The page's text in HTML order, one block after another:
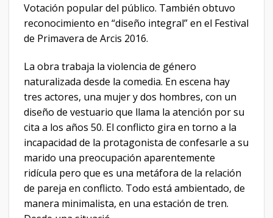
Votación popular del público. También obtuvo
reconocimiento en “diseño integral” en el Festival
de Primavera de Arcis 2016.
La obra trabaja la violencia de género
naturalizada desde la comedia. En escena hay
tres actores, una mujer y dos hombres, con un
diseño de vestuario que llama la atención por su
cita a los años 50. El conflicto gira en torno a la
incapacidad de la protagonista de confesarle a su
marido una preocupación aparentemente
ridícula pero que es una metáfora de la relación
de pareja en conflicto. Todo está ambientado, de
manera minimalista, en una estación de tren.